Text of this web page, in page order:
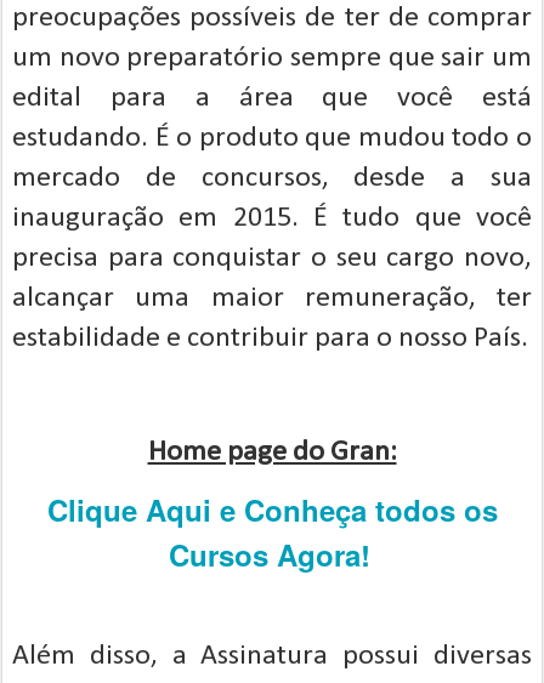
preocupações possíveis de ter de comprar
um novo preparatório sempre que sair um
edital para a área que você está
estudando. É o produto que mudou todo o
mercado de concursos, desde a sua
inauguração em 2015. É tudo que você
precisa para conquistar o seu cargo novo,
alcançar uma maior remuneração, ter
estabilidade e contribuir para o nosso País.
Home page do Gran:
Clique Aqui e Conheça todos os
Cursos Agora!
Além disso, a Assinatura possui diversas